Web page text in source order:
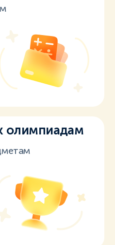
олимпиадам